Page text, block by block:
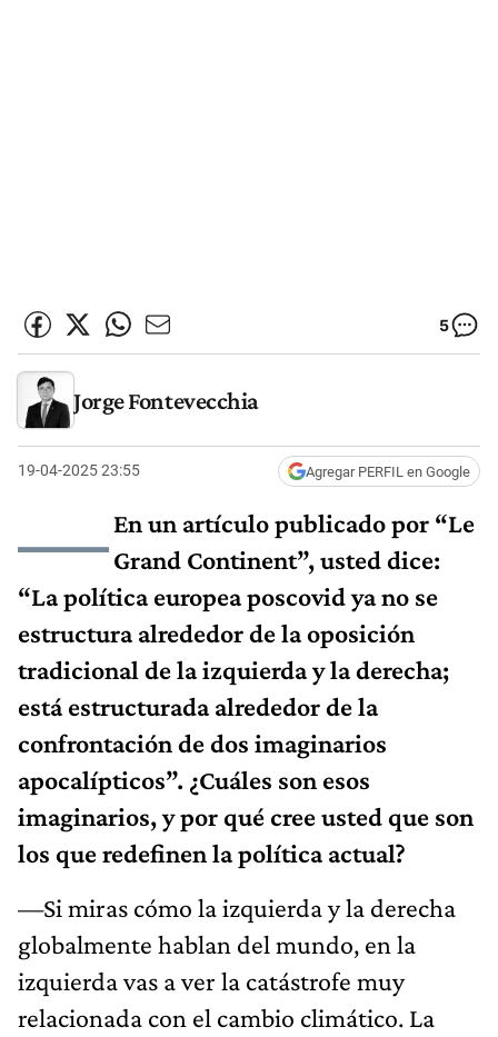
5
Jorge Fontevecchia
19-04-2025 23:55 Agregar PERFIL en Google
—En un artículo publicado por “Le
Grand Continent”, usted dice:
“La política europea poscovid ya no se
estructura alrededor de la oposición
tradicional de la izquierda y la derecha;
está estructurada alrededor de la
confrontación de dos imaginarios
apocalípticos”. ¿Cuáles son esos
imaginarios, y por qué cree usted que son
los que redefinen la política actual?
—Si miras cómo la izquierda y la derecha
globalmente hablan del mundo, en la
izquierda vas a ver la catástrofe muy
relacionada con el cambio climático. La